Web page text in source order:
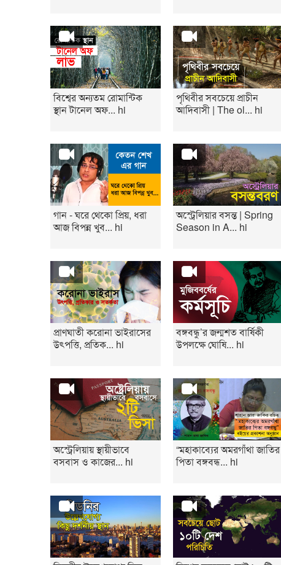
বিশ্বের অন্যতম রোমান্টিক
স্থান টানেল অফ... hi
পৃথিবীর সবচেয়ে প্রাচীন
আদিবাসী | The ol... hi
গান - ঘরে থেকো প্রিয়, ধরা
আজ বিপন্ন খুব... hi
অস্ট্রেলিয়ার বসন্ত | Spring
Season in A... hi
প্রাণঘাতী করোনা ভাইরাসের
উৎপত্তি, প্রতিক... hi
বঙ্গবন্ধু’র জন্মশত বার্ষিকী
উপলক্ষে ঘোষি... hi
অস্ট্রেলিয়ায় স্থায়ীভাবে
বসবাস ও কাজের... hi
“মহাকাব্যের অমরগাঁথা জাতির
পিতা বঙ্গবন্ধ... hi